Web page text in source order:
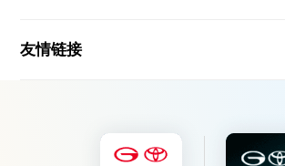
友情链接